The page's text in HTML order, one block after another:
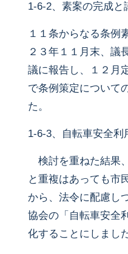
1-6-2、素案の完成と
１１条からなる条例
２３年１１月末、議
議に報告し、１２月
で条例策定について
た。
1-6-3、自転車安全
検討を重ねた結果
と重複はあっても市
から、法令に配慮し
協会の「自転車安全
化することにしました